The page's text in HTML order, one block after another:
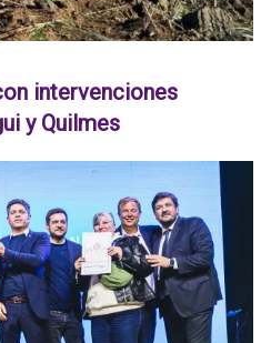
intervenciones
y Quilmes